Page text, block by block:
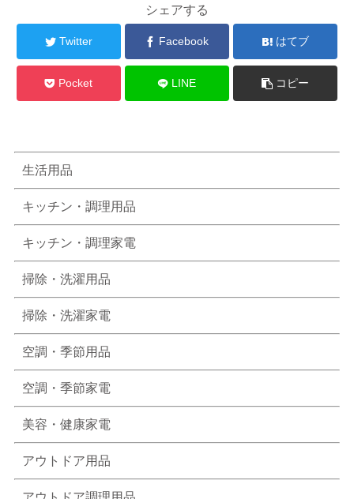
シェアする
Twitter Facebook はてブ
Pocket LINE コピー
生活用品
キッチン・調理用品
キッチン・調理家電
掃除・洗濯用品
掃除・洗濯家電
空調・季節用品
空調・季節家電
美容・健康家電
アウトドア用品